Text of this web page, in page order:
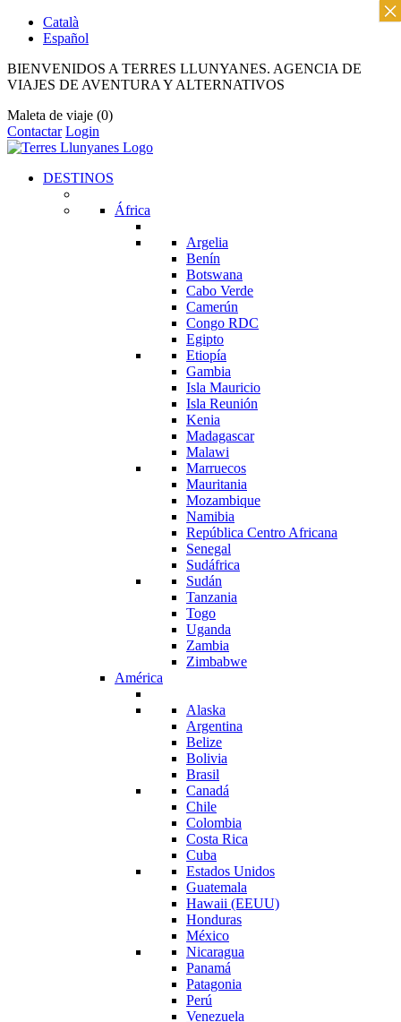
Català
Español
BIENVENIDOS A TERRES LLUNYANES. AGENCIA DE
VIAJES DE AVENTURA Y ALTERNATIVOS
Maleta de viaje (0)
Contactar Login
DESTINOS
África
Argelia
Benín
Botswana
Cabo Verde
Camerún
Congo RDC
Egipto
Etiopía
Gambia
Isla Mauricio
Isla Reunión
Kenia
Madagascar
Malawi
Marruecos
Mauritania
Mozambique
Namibia
República Centro Africana
Senegal
Sudáfrica
Sudán
Tanzania
Togo
Uganda
Zambia
Zimbabwe
América
Alaska
Argentina
Belize
Bolivia
Brasil
Canadá
Chile
Colombia
Costa Rica
Cuba
Estados Unidos
Guatemala
Hawaii (EEUU)
Honduras
México
Nicaragua
Panamá
Patagonia
Perú
Venezuela
×